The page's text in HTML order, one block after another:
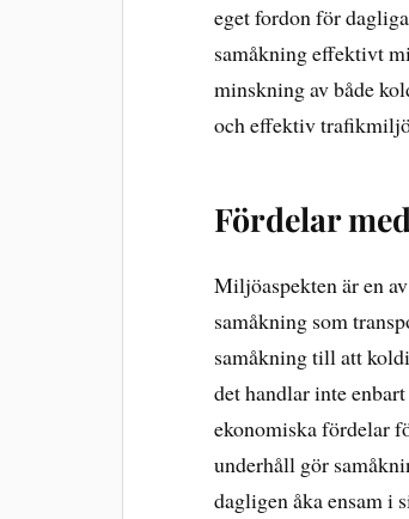
eget fordon för
samåkning effektivt
minskning av både
och effektiv
Fördelar
Miljöaspekten är en
samåkning som
samåkning till att
det handlar inte
ekonomiska fördelar
underhåll gör
dagligen åka ensam i